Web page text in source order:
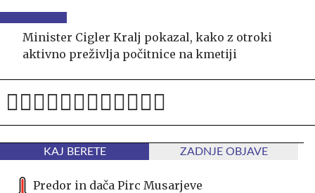
Minister Cigler Kralj pokazal, kako z otroki
aktivno preživlja počitnice na kmetiji
KAJ BERETE ZADNJE OBJAVE
Predor in dača Pirc Musarjeve